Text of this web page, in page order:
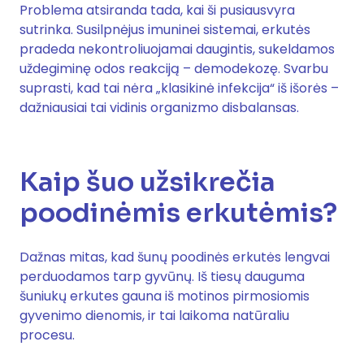
Problema atsiranda tada, kai ši pusiausvyra
sutrinka. Susilpnėjus imuninei sistemai, erkutės
pradeda nekontroliuojamai daugintis, sukeldamos
uždegiminę odos reakciją – demodekozę. Svarbu
suprasti, kad tai nėra „klasikinė infekcija“ iš išorės –
dažniausiai tai vidinis organizmo disbalansas.
Kaip šuo užsikrečia
poodinėmis erkutėmis?
Dažnas mitas, kad šunų poodinės erkutės lengvai
perduodamos tarp gyvūnų. Iš tiesų dauguma
šuniukų erkutes gauna iš motinos pirmosiomis
gyvenimo dienomis, ir tai laikoma natūraliu
procesu.